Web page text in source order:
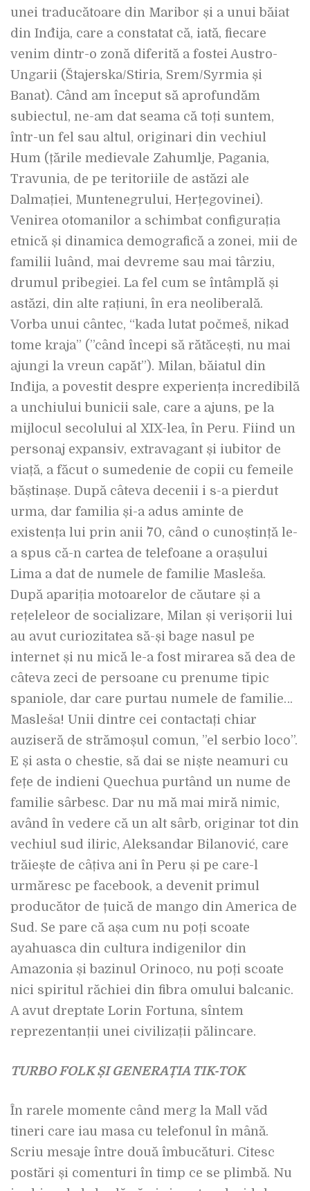
unei traducătoare din Maribor și a unui băiat
din Inđija, care a constatat că, iată, fiecare
venim dintr-o zonă diferită a fostei Austro-
Ungarii (Štajerska/Stiria, Srem/Syrmia și
Banat). Când am început să aprofundăm
subiectul, ne-am dat seama că toți suntem,
într-un fel sau altul, originari din vechiul
Hum (țările medievale Zahumlje, Pagania,
Travunia, de pe teritoriile de astăzi ale
Dalmației, Muntenegrului, Herțegovinei).
Venirea otomanilor a schimbat configurația
etnică și dinamica demografică a zonei, mii de
familii luând, mai devreme sau mai târziu,
drumul pribegiei. La fel cum se întâmplă și
astăzi, din alte rațiuni, în era neoliberală.
Vorba unui cântec, “kada lutat počmeš, nikad
tome kraja” (”când începi să rătăcești, nu mai
ajungi la vreun capăt”). Milan, băiatul din
Inđija, a povestit despre experiența incredibilă
a unchiului bunicii sale, care a ajuns, pe la
mijlocul secolului al XIX-lea, în Peru. Fiind un
personaj expansiv, extravagant și iubitor de
viață, a făcut o sumedenie de copii cu femeile
băștinașe. După câteva decenii i s-a pierdut
urma, dar familia și-a adus aminte de
existența lui prin anii `70, când o cunoștință le-
a spus că-n cartea de telefoane a orașului
Lima a dat de numele de familie Masleša.
După apariția motoarelor de căutare și a
rețeleleor de socializare, Milan și verișorii lui
au avut curiozitatea să-și bage nasul pe
internet și nu mică le-a fost mirarea să dea de
câteva zeci de persoane cu prenume tipic
spaniole, dar care purtau numele de familie…
Masleša! Unii dintre cei contactați chiar
auziseră de strămoșul comun, ”el serbio loco”.
E și asta o chestie, să dai se niște neamuri cu
fețe de indieni Quechua purtând un nume de
familie sârbesc. Dar nu mă mai miră nimic,
având în vedere că un alt sârb, originar tot din
vechiul sud iliric, Aleksandar Bilanović, care
trăiește de câțiva ani în Peru și pe care-l
urmăresc pe facebook, a devenit primul
producător de țuică de mango din America de
Sud. Se pare că așa cum nu poți scoate
ayahuasca din cultura indigenilor din
Amazonia și bazinul Orinoco, nu poți scoate
nici spiritul răchiei din fibra omului balcanic.
A avut dreptate Lorin Fortuna, sîntem
reprezentanții unei civilizații pălincare.
TURBO FOLK ȘI GENERAȚIA TIK-TOK
În rarele momente când merg la Mall văd
tineri care iau masa cu telefonul în mână.
Scriu mesaje între două îmbucături. Citesc
postări și comenturi în timp ce se plimbă. Nu